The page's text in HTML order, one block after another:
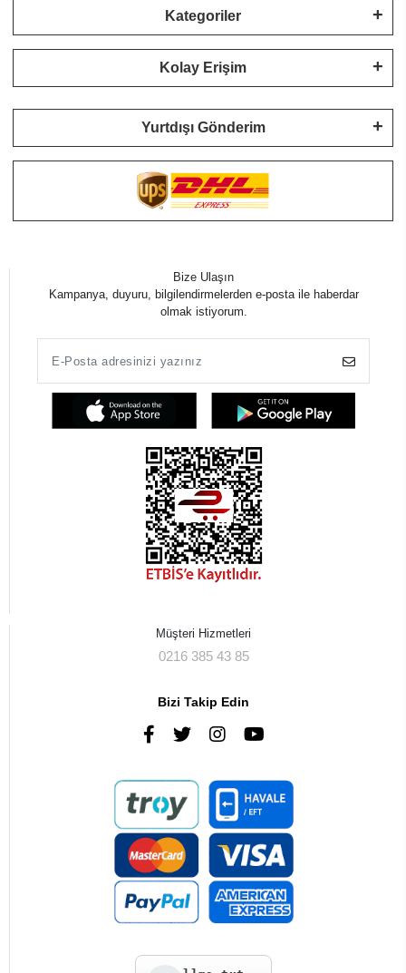
Kategoriler
Kolay Erişim
Yurtdışı Gönderim
Bize Ulaşın
Kampanya, duyuru, bilgilendirmelerden e-posta ile haberdar
olmak istiyorum.
Müşteri Hizmetleri
0216 385 43 85
Bizi Takip Edin